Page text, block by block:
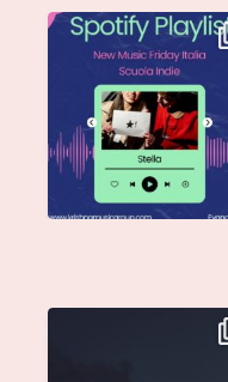
Stella di
@musicadievandro è
disponibile su tutte
Singolo: Nuova Follia